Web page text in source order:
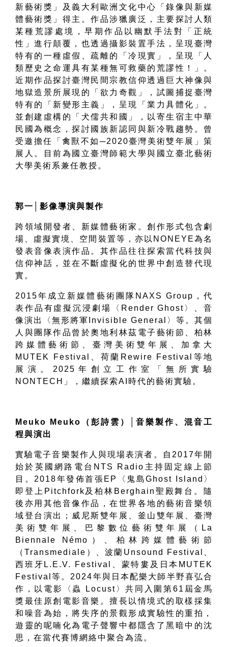
新藝術獎」及義大利歐洲文化中心「錄像與新媒
體藝術獎」得主。作品涉獵廣泛，主要探討人類
某種荒謬處境，早期作品以幽默手法對「正統
性」進行顛覆，也透過攝影裝置手法，呈現臺灣
特有的一種虛假、疏離的「冷現實」，呈現「人
類歷史之命運具有某種無可救藥的荒謬性！」。
近期作品探討臺灣民間宗教信仰透過巨大神像與
地獄造景所展現的「欲力奇觀」，試圖捕捉臺灣
特有的「新變形主義」，呈現「業力具體化」。
並創建虛構的「犬儒共和國」，以寄生宿主中華
民國為概念，探討國族新認同與新冷戰趨勢。曾
受邀擔任「禽獸不如 ─2020臺灣美術雙年展」策
展人。
目前為國立臺灣師範大學與國立臺北藝術
大學美術系兼任教授。
郭一 影像導演與製作
跨領域開發者、新媒體藝術家。創作形式包含劇
場、虛擬實境、空間裝置等，亦以 NONEYE為名
發表音像表演作品。其作品往往探索當代科技與
信仰神話，並在不斷虛擬化的世界中創造替代現
實。
2015年成立新媒體藝術團隊 NAXS Group ，代
表作品有虛擬沉浸劇場〈 Render Ghost 〉、音
像演出〈無形將軍 Invisible General
〉等。其個
人與團隊作品曾於奧地利林茲電子藝術節、柏林
跨媒體藝術節、臺灣美術雙年展、加拿大
MUTEK Festival
、荷蘭 Rewire Festival
等地
展演。 2025 年創立工作室「無所實驗
NONTECH 」，繼續探索AI 時代的藝術實驗。
Meuko Meuko （彭詩雲 ）
音樂製作、混音工
程與演出
實驗電子音樂製作人與現場表演者。自 2017年開
始於英國網路電台 NTS Radio 主持固定線上節
目。 2018年發佈首張 EP 〈鬼島Ghost Island 〉
即登上 Pitchfork 及柏林 Berghain 聖殿舞台。隨
後亦用其他音像作品，在世界各地的藝術音樂領
域登台演出；威尼斯雙年展、釜山雙年展、臺灣
美術雙年展、巴黎數位藝術雙年展（
La
Biennale Némo
）、柏林跨媒體藝術節
（Transmediale ）、波蘭 Unsound Festival
西班牙 L.E.V. Festival 、蒙特婁及日本 MUTEK
Festival 等。 2024年與日本配樂大師半野喜弘合
作，以電影〈蟲
Locust 〉共同入圍第61 屆金馬
獎最佳原創電影音樂。擅長以情境式的取樣採集
和噪音為始，將失序的景觀形成實驗性的重拍，
遊靈的呢喃化為電子聲響中都隱含了黑暗中的沈
思，在當代賽博網絡中聚合為流。